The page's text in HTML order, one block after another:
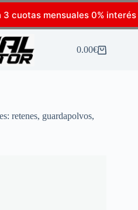
cuotas mensuales 0% interés
0.00€
retenes, guardapolvos,